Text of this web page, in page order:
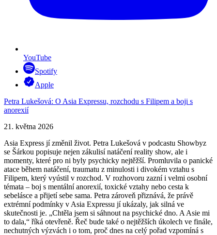
YouTube
Spotify
Apple
Petra Lukešová: O Asia Expressu, rozchodu s Filipem a boji s
anorexií
21. května 2026
Asia Express jí změnil život. Petra Lukešová v podcastu Showbyz
se Šárkou popisuje nejen zákulisí natáčení reality show, ale i
momenty, které pro ni byly psychicky nejtěžší. Promluvila o panické
atace během natáčení, traumatu z minulosti i divokém vztahu s
Filipem, který vyústil v rozchod. V rozhovoru zazní i velmi osobní
témata – boj s mentální anorexií, toxické vztahy nebo cesta k
sebelásce a přijetí sebe sama. Petra zároveň přiznává, že právě
extrémní podmínky v Asia Expressu jí ukázaly, jak silná ve
skutečnosti je. „Chtěla jsem si sáhnout na psychické dno. A Asie mi
to dala,“ říká otevřeně. Řeč bude také o nejtěžších úkolech ve finále,
nechutných výzvách i o tom, proč dnes na celý pořad vzpomíná s